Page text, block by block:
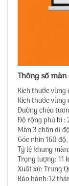
Thông số
Kích thước
Kích thước
Đường chéo
Độ rộng phủ bì :
Màn 3 chân di
Góc nhìn 160
Tỷ lệ khung
Trọng lượng: 11
Xuất xứ: Trung
Bảo hành:12